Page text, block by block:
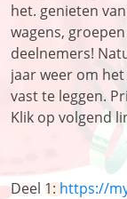
het. genieten
wagens,
deelnemers!
jaar weer om
vast te leggen.
Klik op volgend
Deel 1:https://